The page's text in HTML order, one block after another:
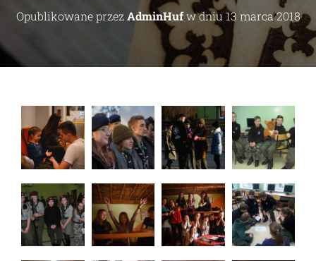
A
W
I
Opublikowane przezAdminHufw dniu 13 marca 2018